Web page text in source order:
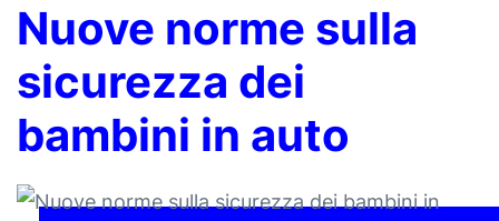
Nuove norme sulla
sicurezza dei
bambini in auto